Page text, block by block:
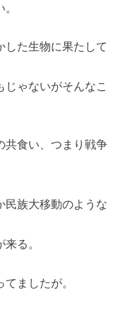
した生物に果たして
ゃないがそんなこ
共食い、つまり戦争
民族大移動のような
る。
ましたが。